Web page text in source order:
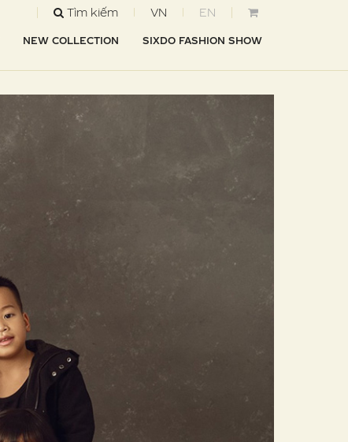
Tìm kiếm VN EN
NEW COLLECTION SIXDO FASHION SHOW